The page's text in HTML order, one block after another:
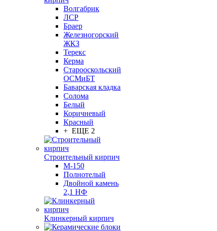
Волгабрик
ЛСР
Браер
Железногорский
ЖКЗ
Терекс
Керма
Старооскольский
ОСМиБТ
Баварская кладка
Солома
Белый
Коричневый
Красный
+ ЕЩЕ 2
Строительный кирпич
М-150
Полнотелый
Двойной камень
2,1 НФ
Клинкерный кирпич